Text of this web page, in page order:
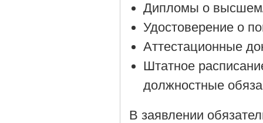
Дипломы о
Удостоверение о
Аттестационные
Штатное
должностные
В заявлении